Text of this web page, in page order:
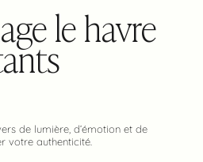
le havre
de lumière, d’émotion et de
votre authenticité.